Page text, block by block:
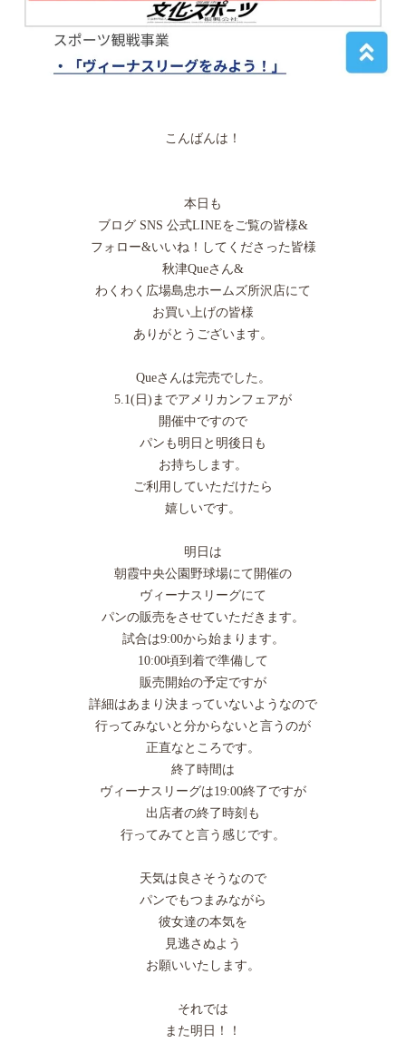
こんばんは！
本日も
ブログ SNS 公式LINEをご覧の皆様&
フォロー&いいね！してくださった皆様
秋津Queさん&
わくわく広場島忠ホームズ所沢店にて
お買い上げの皆様
ありがとうございます。
Queさんは完売でした。
5.1(日)までアメリカンフェアが
開催中ですので
パンも明日と明後日も
お持ちします。
ご利用していただけたら
嬉しいです。
明日は
朝霞中央公園野球場にて開催の
ヴィーナスリーグにて
パンの販売をさせていただきます。
試合は9:00から始まります。
10:00頃到着で準備して
販売開始の予定ですが
詳細はあまり決まっていないようなので
行ってみないと分からないと言うのが
正直なところです。
終了時間は
ヴィーナスリーグは19:00終了ですが
出店者の終了時刻も
行ってみてと言う感じです。
天気は良さそうなので
パンでもつまみながら
彼女達の本気を
見逃さぬよう
お願いいたします。
それでは
また明日！！